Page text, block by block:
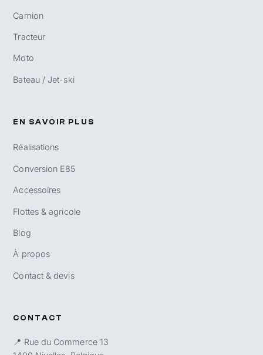
Camion
Tracteur
Moto
Bateau / Jet-ski
EN SAVOIR PLUS
Réalisations
Conversion E85
Accessoires
Flottes & agricole
Blog
À propos
Contact & devis
CONTACT
📍 Rue du Commerce 13